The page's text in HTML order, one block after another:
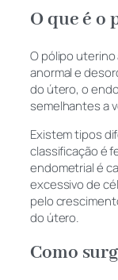
O que é o
O pólipo
anormal e
do útero, o
semelhantes a
Existem tipos
classificação é
endometrial é
excessivo de
pelo
do útero.
Como